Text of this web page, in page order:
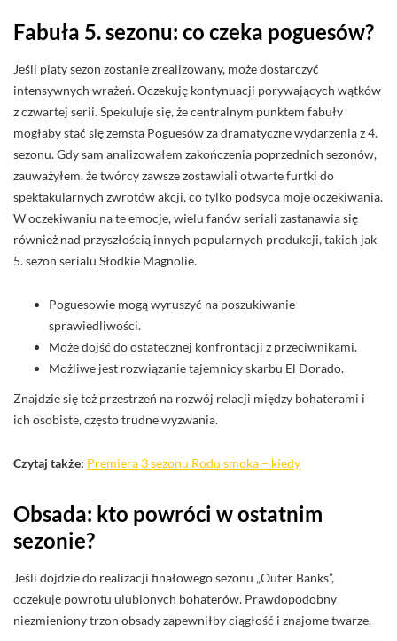
Fabuła 5. sezonu: co czeka poguesów?
Jeśli piąty sezon zostanie zrealizowany, może dostarczyć
intensywnych wrażeń. Oczekuję kontynuacji porywających wątków
z czwartej serii. Spekuluje się, że centralnym punktem fabuły
mogłaby stać się zemsta Poguesów za dramatyczne wydarzenia z 4.
sezonu. Gdy sam analizowałem zakończenia poprzednich sezonów,
zauważyłem, że twórcy zawsze zostawiali otwarte furtki do
spektakularnych zwrotów akcji, co tylko podsyca moje oczekiwania.
W oczekiwaniu na te emocje, wielu fanów seriali zastanawia się
również nad przyszłością innych popularnych produkcji, takich jak
5. sezon serialu Słodkie Magnolie.
Poguesowie mogą wyruszyć na poszukiwanie
sprawiedliwości.
Może dojść do ostatecznej konfrontacji z przeciwnikami.
Możliwe jest rozwiązanie tajemnicy skarbu El Dorado.
Znajdzie się też przestrzeń na rozwój relacji między bohaterami i
ich osobiste, często trudne wyzwania.
Czytaj także: Premiera 3 sezonu Rodu smoka – kiedy
Obsada: kto powróci w ostatnim
sezonie?
Jeśli dojdzie do realizacji finałowego sezonu „Outer Banks”,
oczekuję powrotu ulubionych bohaterów. Prawdopodobny
niezmieniony trzon obsady zapewniłby ciągłość i znajome twarze.